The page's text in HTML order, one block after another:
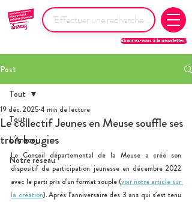
Abonnez-vous à la newsletter !
Post
Tout
L'Anacej
Notre réseau
Tout
Le collectif Jeunes en Meuse souffle ses
trois bougies
19 déc. 20254 min de lecture
Le Conseil départemental de la Meuse a créé son
dispositif de participation jeunesse en décembre 2022
avec le parti pris d’un format souple (voir notre article sur
la création). Après l’anniversaire des 3 ans qui s’est tenu